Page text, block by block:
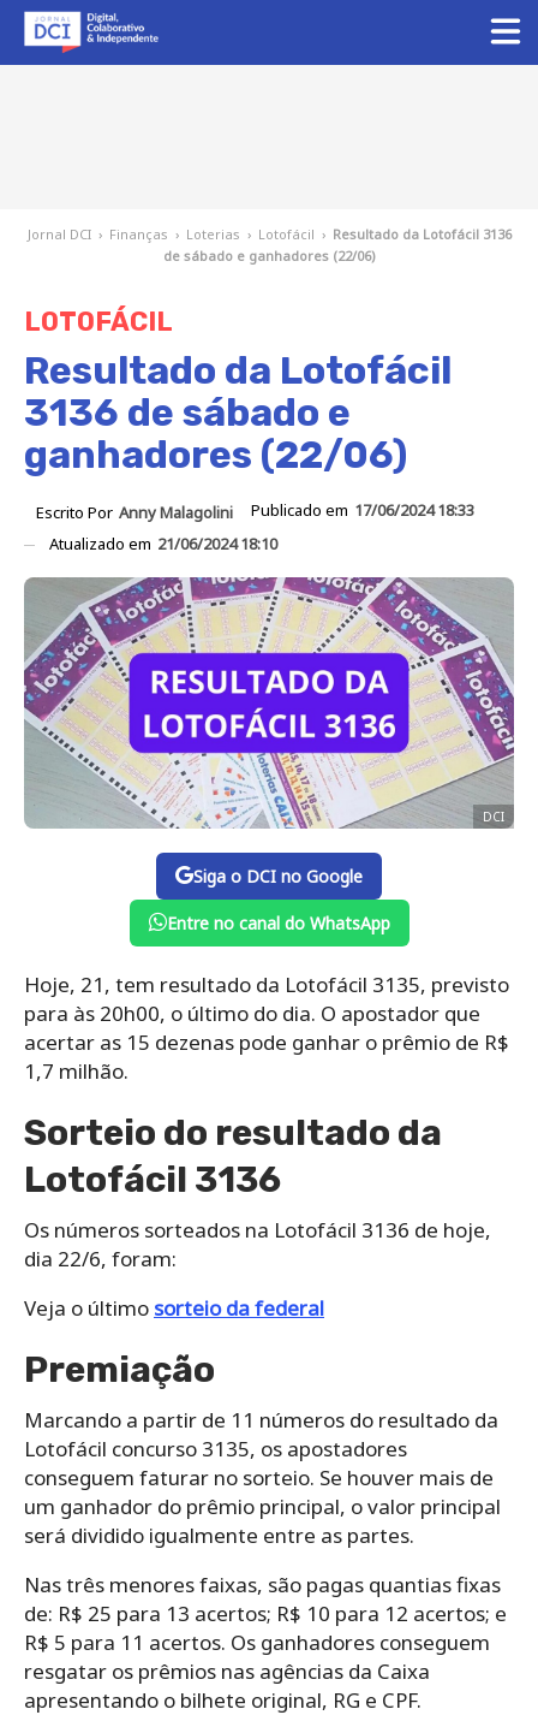
Jornal DCI › Finanças › Loterias › Lotofácil › Resultado da Lotofácil 3136
de sábado e ganhadores (22/06)
LOTOFÁCIL
Resultado da Lotofácil
3136 de sábado e
ganhadores (22/06)
Escrito Por Anny Malagolini Publicado em 17/06/2024 18:33
Atualizado em 21/06/2024 18:10
DCI
Siga o DCI no Google
Entre no canal do WhatsApp
Hoje, 21, tem resultado da Lotofácil 3135, previsto
para às 20h00, o último do dia. O apostador que
acertar as 15 dezenas pode ganhar o prêmio de R$
1,7 milhão.
Sorteio do resultado da
Lotofácil 3136
Os números sorteados na Lotofácil 3136 de hoje,
dia 22/6, foram:
Veja o último sorteio da federal
Premiação
Marcando a partir de 11 números do resultado da
Lotofácil concurso 3135, os apostadores
conseguem faturar no sorteio. Se houver mais de
um ganhador do prêmio principal, o valor principal
será dividido igualmente entre as partes.
Nas três menores faixas, são pagas quantias fixas
de: R$ 25 para 13 acertos; R$ 10 para 12 acertos; e
R$ 5 para 11 acertos. Os ganhadores conseguem
resgatar os prêmios nas agências da Caixa
apresentando o bilhete original, RG e CPF.